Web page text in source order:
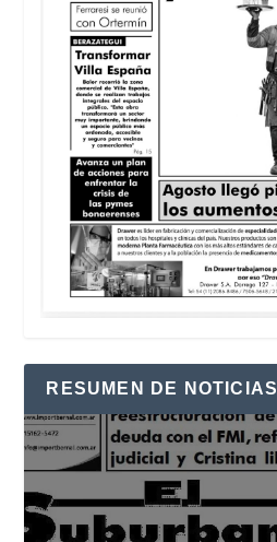
RESUMEN DE NOTICIAS
Reproductor
de
vídeo